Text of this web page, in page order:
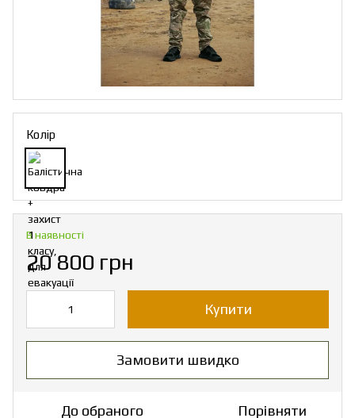
Колір
В наявності
20 800 грн
Купити
Замовити швидко
До обраного Порівняти